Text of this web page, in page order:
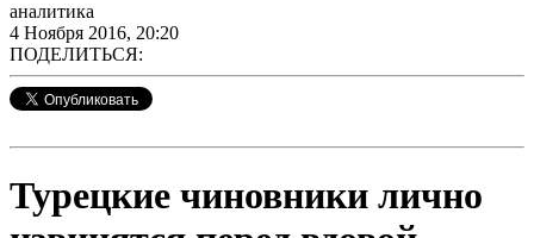
аналитика
4 Ноября 2016, 20:20
ПОДЕЛИТЬСЯ:
Турецкие чиновники лично